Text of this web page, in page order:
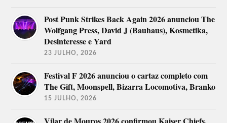
Post Punk Strikes Back Again 2026 anunciou The
Wolfgang Press, David J (Bauhaus), Kosmetika,
Desinteresse e Yard
23 JULHO, 2026
Festival F 2026 anunciou o cartaz completo com
The Gift, Moonspell, Bizarra Locomotiva, Branko
15 JULHO, 2026
Vilar de Mouros 2026 confirmou Kaiser Chiefs,